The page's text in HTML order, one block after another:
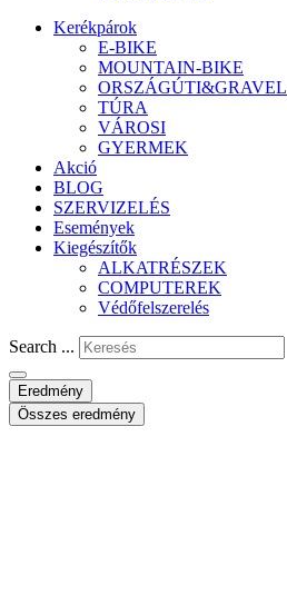
Kerékpárok
E-BIKE
MOUNTAIN-BIKE
ORSZÁGÚTI&GRAVEL
TÚRA
VÁROSI
GYERMEK
Akció
BLOG
SZERVIZELÉS
Események
Kiegészítők
ALKATRÉSZEK
COMPUTEREK
Védőfelszerelés
Search ...
Eredmény
Összes eredmény